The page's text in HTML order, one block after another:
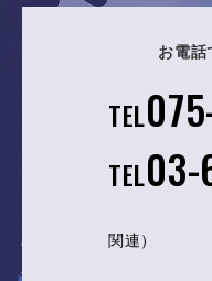
お電話
TEL
TEL
関連）